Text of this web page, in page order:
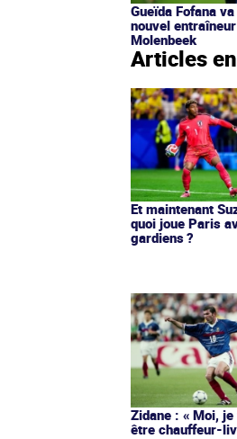
Gueïda Fofana
nouvel
Molenbeek
Articles
Et maintenant
quoi joue Paris
gardiens ?
Zidane : « Moi,
être chauffeur-